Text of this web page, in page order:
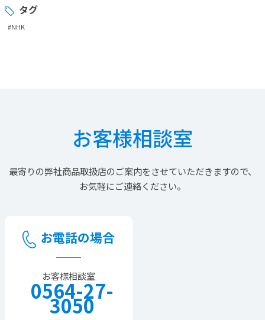
タグ
#NHK
お客様相談室
最寄りの弊社商品取扱店のご案内をさせていただきますので、
お気軽にご連絡ください。
お電話の場合
お客様相談室
0564-27-
3050